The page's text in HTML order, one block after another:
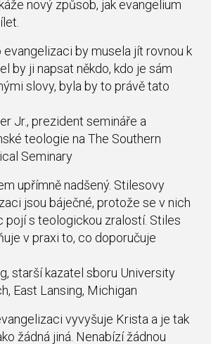
nový způsob, jak evangelium
evangelizaci by musela jít rovnou k
by ji napsat někdo, kdo je sám
slovy, byla by to právě tato
Jr., prezident semináře a
teologie na The Southern
Seminary
upřímně nadšený. Stilesovy
jsou báječné, protože se v nich
pojí s teologickou zralostí. Stiles
v praxi to, co doporučuje
starší kazatel sboru University
East Lansing, Michigan
vyvyšuje Krista a je tak
žádná jiná. Nenabízí žádnou